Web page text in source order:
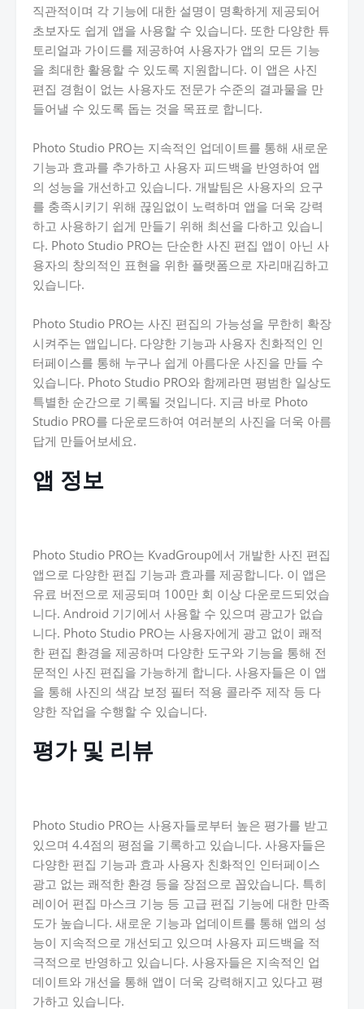
직관적이며 각 기능에 대한 설명이 명확하게 제공되어
초보자도 쉽게 앱을 사용할 수 있습니다. 또한 다양한 튜
토리얼과 가이드를 제공하여 사용자가 앱의 모든 기능
을 최대한 활용할 수 있도록 지원합니다. 이 앱은 사진
편집 경험이 없는 사용자도 전문가 수준의 결과물을 만
들어낼 수 있도록 돕는 것을 목표로 합니다.
Photo Studio PRO는 지속적인 업데이트를 통해 새로운
기능과 효과를 추가하고 사용자 피드백을 반영하여 앱
의 성능을 개선하고 있습니다. 개발팀은 사용자의 요구
를 충족시키기 위해 끊임없이 노력하며 앱을 더욱 강력
하고 사용하기 쉽게 만들기 위해 최선을 다하고 있습니
다. Photo Studio PRO는 단순한 사진 편집 앱이 아닌 사
용자의 창의적인 표현을 위한 플랫폼으로 자리매김하고
있습니다.
Photo Studio PRO는 사진 편집의 가능성을 무한히 확장
시켜주는 앱입니다. 다양한 기능과 사용자 친화적인 인
터페이스를 통해 누구나 쉽게 아름다운 사진을 만들 수
있습니다. Photo Studio PRO와 함께라면 평범한 일상도
특별한 순간으로 기록될 것입니다. 지금 바로 Photo
Studio PRO를 다운로드하여 여러분의 사진을 더욱 아름
답게 만들어보세요.
앱 정보
Photo Studio PRO는 KvadGroup에서 개발한 사진 편집
앱으로 다양한 편집 기능과 효과를 제공합니다. 이 앱은
유료 버전으로 제공되며 100만 회 이상 다운로드되었습
니다. Android 기기에서 사용할 수 있으며 광고가 없습
니다. Photo Studio PRO는 사용자에게 광고 없이 쾌적
한 편집 환경을 제공하며 다양한 도구와 기능을 통해 전
문적인 사진 편집을 가능하게 합니다. 사용자들은 이 앱
을 통해 사진의 색감 보정 필터 적용 콜라주 제작 등 다
양한 작업을 수행할 수 있습니다.
평가 및 리뷰
Photo Studio PRO는 사용자들로부터 높은 평가를 받고
있으며 4.4점의 평점을 기록하고 있습니다. 사용자들은
다양한 편집 기능과 효과 사용자 친화적인 인터페이스
광고 없는 쾌적한 환경 등을 장점으로 꼽았습니다. 특히
레이어 편집 마스크 기능 등 고급 편집 기능에 대한 만족
도가 높습니다. 새로운 기능과 업데이트를 통해 앱의 성
능이 지속적으로 개선되고 있으며 사용자 피드백을 적
극적으로 반영하고 있습니다. 사용자들은 지속적인 업
데이트와 개선을 통해 앱이 더욱 강력해지고 있다고 평
가하고 있습니다.